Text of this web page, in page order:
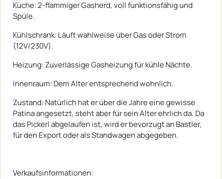
Küche: 2-flammiger Gasherd, voll funktionsfähig und
Spüle.
Kühlschrank: Läuft wahlweise über Gas oder Strom
(12V/230V).
Heizung: Zuverlässige Gasheizung für kühle Nächte.
Innenraum: Dem Alter entsprechend wohnlich.
Zustand: Natürlich hat er über die Jahre eine gewisse
Patina angesetzt, steht aber für sein Alter ehrlich da. Da
das Pickerl abgelaufen ist, wird er bevorzugt an Bastler,
für den Export oder als Standwagen abgegeben.
Verkaufsinformationen: